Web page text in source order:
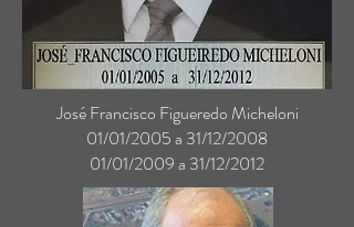
José Francisco Figueredo Micheloni
01/01/2005 a 31/12/2008
01/01/2009 a 31/12/2012